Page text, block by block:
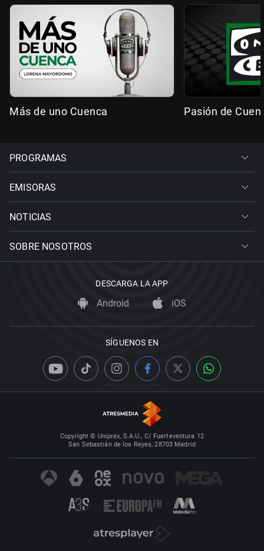
Más de uno Cuenca Pasión de
PROGRAMAS
EMISORAS
NOTICIAS
SOBRE NOSOTROS
DESCARGA LA APP
Android iOS
SÍGUENOS EN
Copyright © Uniprex, S.A.U., C/ Fuerteventura 12
San Sebastián de los Reyes, 28703 Madrid